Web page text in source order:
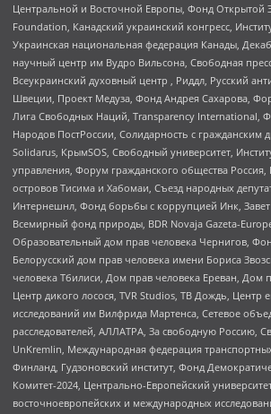
Центральной и Восточной Европы, Фонд Открытой
Foundation, Канадский украинский конгресс,
Украинская национальная федерация Канады,
научный центр им Вудро Вильсона, Свободная
Всеукраинский духовный центр , Риддл, Русский
Швеции, Проект Медуза, Фонд Андрея Сахарова,
Лига Свободных Наций, Transparеncy International,
Народов ПостРоссии, Солидарность с гражданским
Solidarus, КрымSOS, Свободный университет,
управления, Форум гражданского общества
островов Тисима и Хабомаи, Съезд народных
Интернешнл, Фонд борьбы с коррупцией Инк, Завет
Всемирный фонд природы, BDR Novaja Gazeta-
Образовательный дом прав человека Чернигов,
Белорусский дом прав человека имени Бориса
человека Тбилиси, Дом прав человека Ереван, Дом
Центр дикого лосося, TVR Studios, ТВ Дождь, Центр
исследований им Вилфрида Мартенса, Сетевое
расследователей, АЛЛАТРА, За свободную Россию,
UnKremlin, Международная федерация
Финланд, Гудзоновский институт, Фонд
Комитет-2024, Центрально-Европейский
восточноевропейских и международных